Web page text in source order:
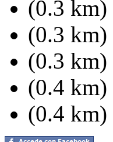
(0.3 km)
(0.3 km)
(0.3 km)
(0.4 km)
(0.4 km)